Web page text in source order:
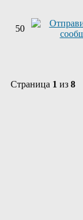
50
Страница 1 из 8